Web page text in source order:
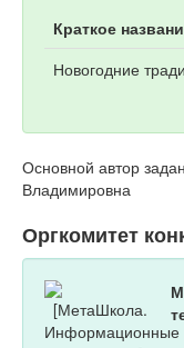
Краткое
Новогодние
Основной автор
Владимировна
Оргкомитет